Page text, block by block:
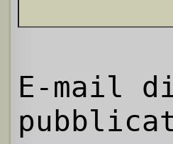
E-mail